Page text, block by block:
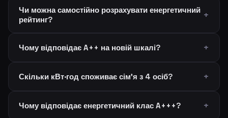
Чи можна самостійно розрахувати енергетичний
рейтинг?
Чому відповідає A++ на новій шкалі?
Скільки кВт·год споживає сім'я з 4 осіб?
Чому відповідає енергетичний клас A+++?